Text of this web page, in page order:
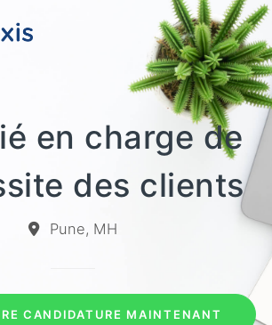
en charge de
des clients
Pune, MH
CANDIDATURE MAINTENANT